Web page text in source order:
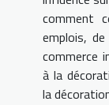
comment
emplois,
commerce
à la
la